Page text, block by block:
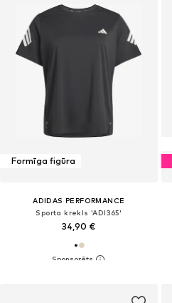
Formīga figūra
ADIDAS PERFORMANCE
Sporta krekls 'ADI365'
34,90 €